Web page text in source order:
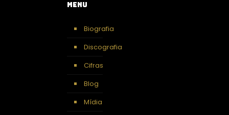
Menu
Biografia
Discografia
Cifras
Blog
Mídia